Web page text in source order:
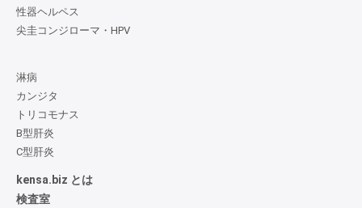
性器ヘルペス
尖圭コンジローマ・HPV
淋病
カンジタ
トリコモナス
B型肝炎
C型肝炎
kensa.biz とは
検査室